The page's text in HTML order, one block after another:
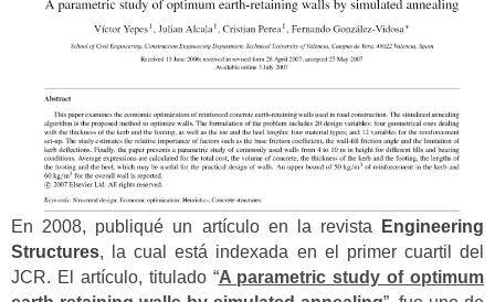
En 2008, publiqué un artículo en la revista
Engineering
Structures, la cual está indexada en el primer cuartil del
JCR. El artículo, titulado “A parametric study of optimum